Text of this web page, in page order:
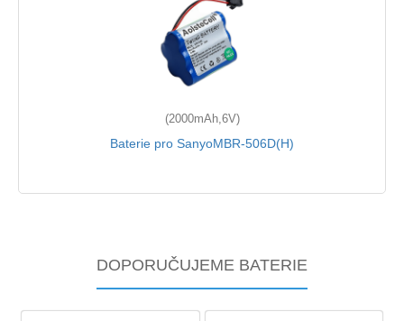
(2000mAh,6V)
Baterie pro SanyoMBR-506D(H)
DOPORUČUJEME BATERIE